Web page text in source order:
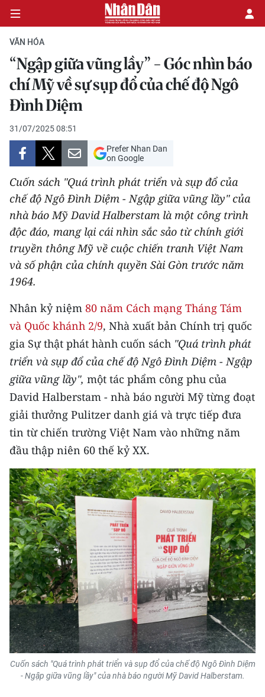
CHÍNH TRỊ
KINH TẾ
VĂN HÓA
XÃ HỘI
PHÁP LUẬT
DU LỊCH
THẾ GIỚI
THỂ THAO
GIÁO DỤC
Y TẾ
KHOA HỌC - CÔNG NGHỆ
MÔI TRƯỜNG
BẠN ĐỌC
KIỂM CHỨNG THÔNG TIN
TRI THỨC CHUYÊN SÂU
54 DÂN TỘC VIỆT NAM
CHƯƠNG TRÌNH OCOP - MỖI XÃ
MỘT SẢN PHẨM
RADIO
MEDIA CENTER
E-Magazine
Video
VĂN HÓA
“Ngập giữa vũng lầy” - Góc nhìn báo
chí Mỹ về sự sụp đổ của chế độ Ngô
Đình Diệm
31/07/2025 08:51
Prefer Nhan Dan
on Google
Cuốn sách "Quá trình phát triển và sụp đổ của
chế độ Ngô Đình Diệm - Ngập giữa vũng lầy" của
nhà báo Mỹ David Halberstam là một công trình
độc đáo, mang lại cái nhìn sắc sảo từ chính giới
truyền thông Mỹ về cuộc chiến tranh Việt Nam
và số phận của chính quyền Sài Gòn trước năm
1964.
Nhân kỷ niệm 80 năm Cách mạng Tháng Tám
và Quốc khánh 2/9, Nhà xuất bản Chính trị quốc
gia Sự thật phát hành cuốn sách "Quá trình phát
triển và sụp đổ của chế độ Ngô Đình Diệm - Ngập
giữa vũng lầy", một tác phẩm công phu của
David Halberstam - nhà báo người Mỹ từng đoạt
giải thưởng Pulitzer danh giá và trực tiếp đưa
tin từ chiến trường Việt Nam vào những năm
đầu thập niên 60 thế kỷ XX.
Cuốn sách "Quá trình phát triển và sụp đổ của chế độ Ngô Đình Diệm
- Ngập giữa vũng lầy" của nhà báo người Mỹ David Halberstam.